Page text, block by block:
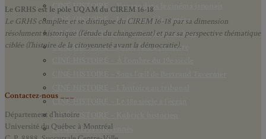
CINÉ-HISTOIRE – Voyage dans le cinéma japonais
CINÉ-HISTOIRE – La femme à la caméra
CINÉ-HISTOIRE – L’histoire comme chaos
CINÉ-HISTOIRE – Rome face à l’histoire
CINÉ-HISTOIRE – Le 18e siècle à l’écran
CINÉ-HISTOIRE – Kubrick historien
Perspectives citoyennes
Le GRHS est le pôle UQAM du CIREM 16-18
Le GRHS complète et se distingue du CIREM 16-18 par sa dimension
résolument historique (l’étude du changement) et par sa perspective thématique
ciblée (l’histoire de la citoyenneté avant la démocratie).
Contactez-nous ___
Département d’histoire
Université du Québec à Montréal